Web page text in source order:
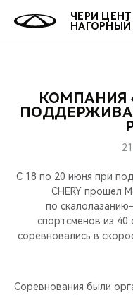
ЧЕРИ
НАГОРНЫЙ
СЕДАНЫ
КРЕДИТ И СТРАХОВАНИЕ
ЗАПЧАСТИ И АКСЕССУАРЫ
ПОДДЕРЖКА
О БРЕНДЕ
CHERY В СОЦСЕТЯХ
БЛАГОТВОРИТЕЛЬНОСТЬ
КРЕДИТ
О
МЫ В СОЦСЕТЯХ
КОМПАНИЯ
С 18 по 20 июня при
CHERY прошел
по
спортсменов из 40
соревновались в
Соревнования были